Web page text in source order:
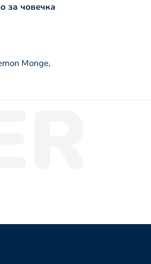
за човечка
Monge,